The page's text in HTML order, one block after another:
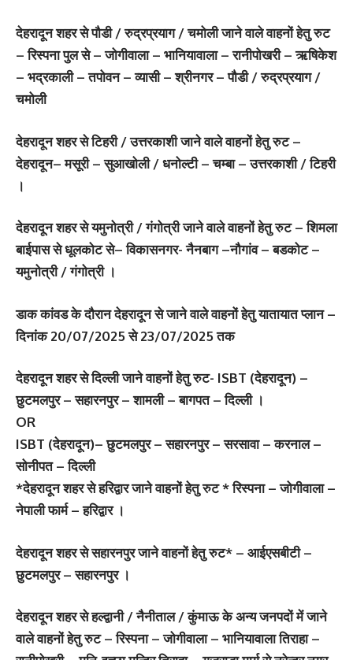
देहरादून शहर से पौडी / रुद्रप्रयाग / चमोली जाने वाले वाहनों हेतु रुट
– रिस्पना पुल से – जोगीवाला – भानियावाला – रानीपोखरी – ऋषिकेश
– भद्रकाली – तपोवन – व्यासी – श्रीनगर – पौडी / रुद्रप्रयाग /
चमोली
देहरादून शहर से टिहरी / उत्तरकाशी जाने वाले वाहनों हेतु रुट –
देहरादून– मसूरी – सुआखोली / धनोल्टी – चम्बा – उत्तरकाशी / टिहरी
।
देहरादून शहर से यमुनोत्री / गंगोत्री जाने वाले वाहनों हेतु रुट – शिमला
बाईपास से धूलकोट से– विकासनगर- नैनबाग –नौगांव – बडकोट –
यमुनोत्री / गंगोत्री ।
डाक कांवड के दौरान देहरादून से जाने वाले वाहनों हेतु यातायात प्लान –
दिनांक 20/07/2025 से 23/07/2025 तक
देहरादून शहर से दिल्ली जाने वाहनों हेतु रुट- ISBT (देहरादून) –
छुटमलपुर – सहारनपुर – शामली – बागपत – दिल्ली ।
OR
ISBT (देहरादून)– छुटमलपुर – सहारनपुर – सरसावा – करनाल –
सोनीपत – दिल्ली
*देहरादून शहर से हरिद्वार जाने वाहनों हेतु रुट * रिस्पना – जोगीवाला –
नेपाली फार्म – हरिद्वार ।
देहरादून शहर से सहारनपुर जाने वाहनों हेतु रुट* – आईएसबीटी –
छुटमलपुर – सहारनपुर ।
देहरादून शहर से हल्द्वानी / नैनीताल / कुंमाऊ के अन्य जनपदों में जाने
वाले वाहनों हेतु रुट – रिस्पना – जोगीवाला – भानियावाला तिराहा –